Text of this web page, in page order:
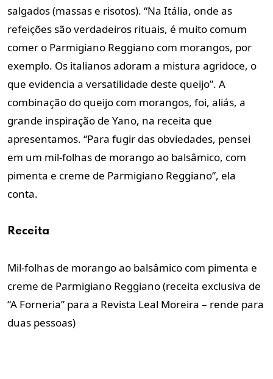
salgados (massas e risotos). “Na Itália, onde as
refeições são verdadeiros rituais, é muito comum
comer o Parmigiano Reggiano com morangos, por
exemplo. Os italianos adoram a mistura agridoce, o
que evidencia a versatilidade deste queijo”. A
combinação do queijo com morangos, foi, aliás, a
grande inspiração de Yano, na receita que
apresentamos. “Para fugir das obviedades, pensei
em um mil-folhas de morango ao balsâmico, com
pimenta e creme de Parmigiano Reggiano”, ela
conta.
Receita
Mil-folhas de morango ao balsâmico com pimenta e
creme de Parmigiano Reggiano (receita exclusiva de
“A Forneria” para a Revista Leal Moreira – rende para
duas pessoas)